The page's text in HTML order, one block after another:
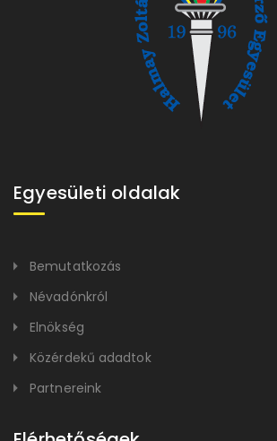
Egyesületi oldalak
Bemutatkozás
Névadónkról
Elnökség
Közérdekű adadtok
Partnereink